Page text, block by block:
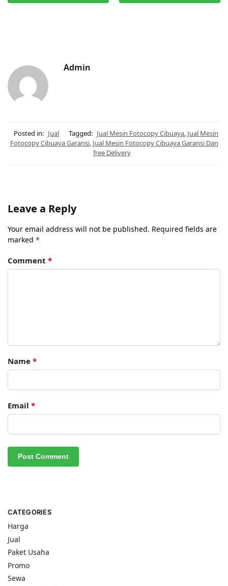
Admin
Posted in: Jual Tagged: Jual Mesin Fotocopy Cibuaya, Jual Mesin
Fotocopy Cibuaya Garansi, Jual Mesin Fotocopy Cibuaya Garansi Dan
free Delivery
Leave a Reply
Your email address will not be published. Required fields are
marked *
Comment *
Name *
Email *
CATEGORIES
Harga
Jual
Paket Usaha
Promo
Sewa